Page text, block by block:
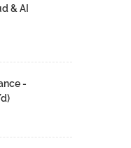
& AI
-